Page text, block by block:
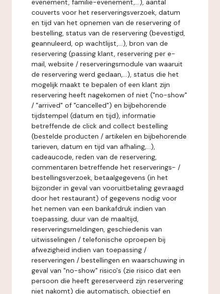
evenement, familie-evenement,...), aantal
couverts voor het reserveringsverzoek, datum
en tijd van het opnemen van de reservering of
bestelling, status van de reservering (bevestigd,
geannuleerd, op wachtlijst,...), bron van de
reservering (passing klant, reservering per e-
mail, website / reserveringsmodule van waaruit
de reservering werd gedaan,...), status die het
mogelijk maakt te bepalen of een klant zijn
reservering heeft nagekomen of niet ("no-show"
/ "arrived" of "cancelled") en bijbehorende
tijdstempel (datum en tijd), informatie
betreffende de click and collect bestelling
(bestelde producten / artikelen en bijbehorende
tarieven, datum en tijd van afhaling,...),
cadeaucode, reden van de reservering,
commentaren betreffende het reserverings- /
bestellingsverzoek, betaalgegevens (in het
bijzonder in geval van vooruitbetaling gevraagd
door het restaurant) of gegevens nodig voor
het nemen van een bankafdruk indien van
toepassing, duur van de maaltijd,
reserveringsmeldingen, geschiedenis van
uitwisselingen / telefonische oproepen bij
afwezigheid indien van toepassing /
reserveringen / bestellingen en waarschuwing in
geval van "no-show" risico's (zie risico dat een
persoon die heeft gereserveerd zijn reservering
niet nakomt) die automatisch, objectief en